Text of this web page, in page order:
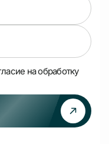
на обработку